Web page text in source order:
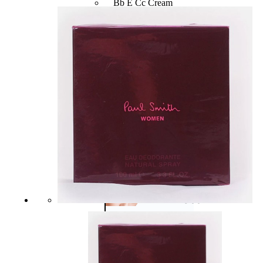
Bb E Cc Cream
Matita Sopracciglia
Mascara
Matita Labbra
Solventi Unghie
Palette
occhi